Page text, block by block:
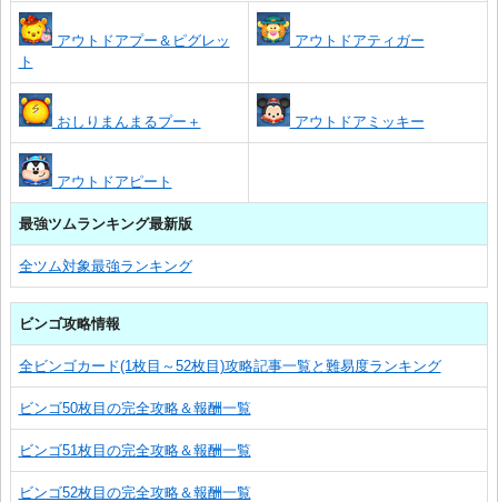
アウトドアプー＆ピグレッ
ト
アウトドアティガー
おしりまんまるプー＋ アウトドアミッキー
アウトドアピート
最強ツムランキング最新版
全ツム対象最強ランキング
ビンゴ攻略情報
全ビンゴカード(1枚目～52枚目)攻略記事一覧と難易度ランキング
ビンゴ50枚目の完全攻略＆報酬一覧
ビンゴ51枚目の完全攻略＆報酬一覧
ビンゴ52枚目の完全攻略＆報酬一覧